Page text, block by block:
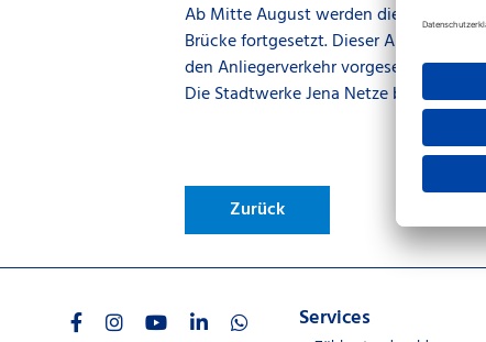
Ab Mitte August werden die Arbeiten
Brücke fortgesetzt. Dieser Abschnitt
den Anliegerverkehr vorgesehen.
Die Stadtwerke Jena Netze bitten für
Zurück
Services